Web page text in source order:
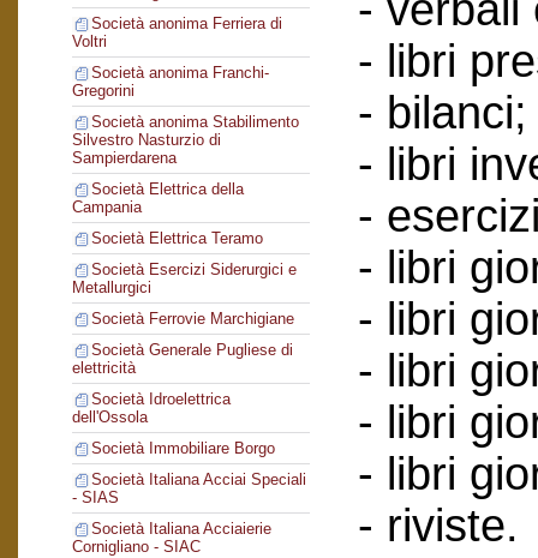
Società anonima Ferriera di
Voltri
Società anonima Franchi-
Gregorini
Società anonima Stabilimento
Silvestro Nasturzio di
Sampierdarena
Società Elettrica della
Campania
Società Elettrica Teramo
Società Esercizi Siderurgici e
Metallurgici
Società Ferrovie Marchigiane
Società Generale Pugliese di
elettricità
Società Idroelettrica
dell'Ossola
Società Immobiliare Borgo
Società Italiana Acciai Speciali
- SIAS
Società Italiana Acciaierie
Cornigliano - SIAC
- libri
- bilanci;
- libri
-
- libri
- libri
- libri
- libri
- libri
- riviste.